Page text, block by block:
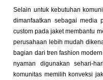
Selain untuk kebutuhan
dimanfaatkan sebagai media
custom pada jaket membantu
perusahaan lebih mudah
bagian dari tren fashion
nyaman digunakan sehari-
komunitas memilih konveksi